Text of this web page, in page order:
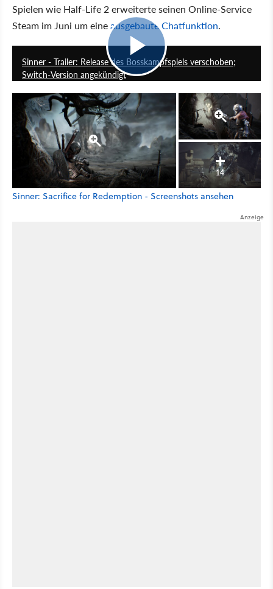
Spielen wie Half-Life 2 erweiterte seinen Online-Service
Steam im Juni um eineausgebaute Chatfunktion.
Sinner - Trailer: Release des Bosskampfspiels verschoben;
Switch-Version angekündigt
14
Sinner: Sacrifice for Redemption - Screenshots ansehen